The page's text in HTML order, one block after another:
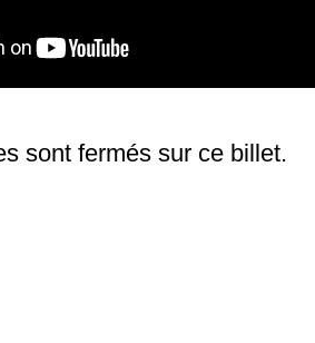
sont fermés sur ce billet.